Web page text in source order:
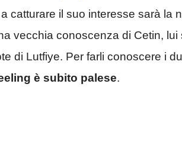
catturare il suo interesse sarà la
vecchia conoscenza di Cetin,
di Lutfiye. Per farli conoscere i
è subito palese.